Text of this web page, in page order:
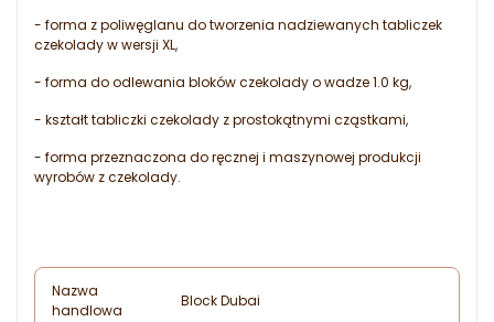
- forma z poliwęglanu do tworzenia nadziewanych tabliczek
czekolady w wersji XL,
- forma do odlewania bloków czekolady o wadze 1.0 kg,
- kształt tabliczki czekolady z prostokątnymi cząstkami,
- forma przeznaczona do ręcznej i maszynowej produkcji
wyrobów z czekolady.
Nazwa
handlowa
Block Dubai